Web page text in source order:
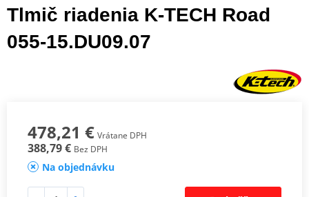
Tlmič riadenia K-TECH Road
055-15.DU09.07
478,21 € Vrátane DPH
388,79 € Bez DPH
Na objednávku